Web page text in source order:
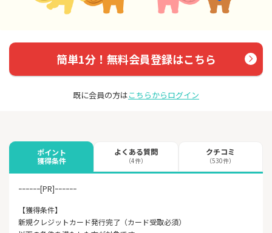
簡単1分！無料会員登録はこちら
既に会員の方はこちらからログイン
ポイント
獲得条件
よくある質問
（4件）
クチコミ
（530件）
ｰｰｰｰｰｰ[PR]ｰｰｰｰｰｰ
【獲得条件】
新規クレジットカード発行完了（カード受取必須）